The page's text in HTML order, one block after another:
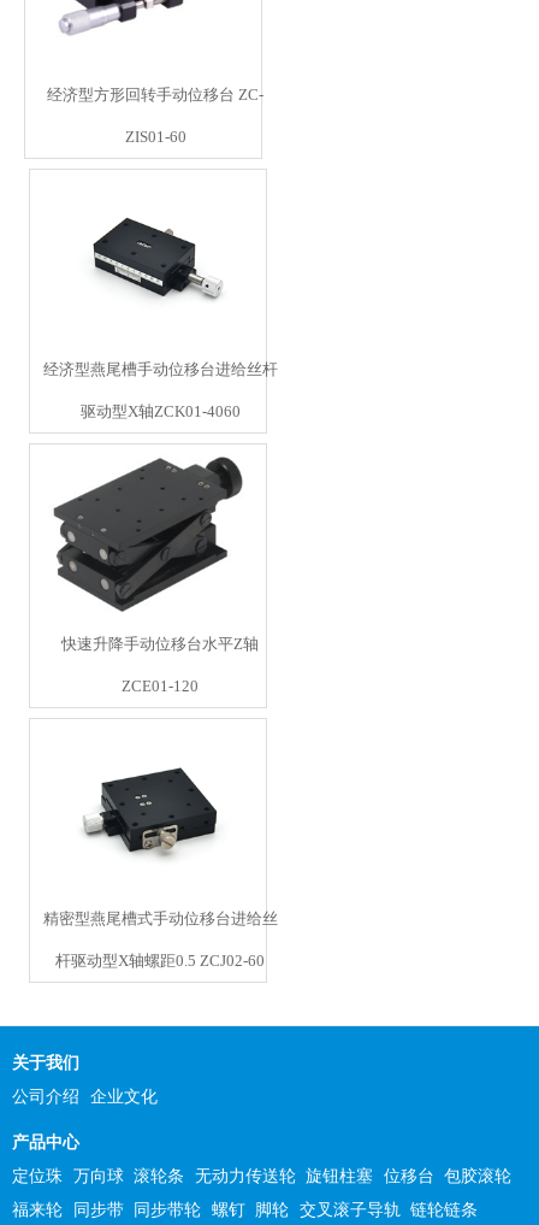
经济型方形回转手动位移台 ZC-
ZIS01-60
经济型燕尾槽手动位移台进给丝杆
驱动型X轴ZCK01-4060
快速升降手动位移台水平Z轴
ZCE01-120
精密型燕尾槽式手动位移台进给丝
杆驱动型X轴螺距0.5 ZCJ02-60
关于我们
公司介绍
企业文化
产品中心
定位珠
万向球 滚轮条 无动力传送轮 旋钮柱塞 位移台
包胶滚轮
福来轮
同步带 同步带轮 螺钉 脚轮 交叉滚子导轨 链轮链条